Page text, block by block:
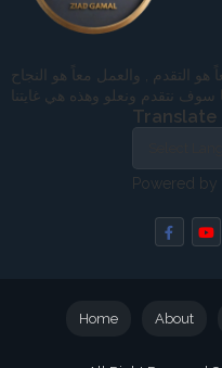
هو التقدم , والعمل معاً هو النجاح
Translate
Powered by
Home About